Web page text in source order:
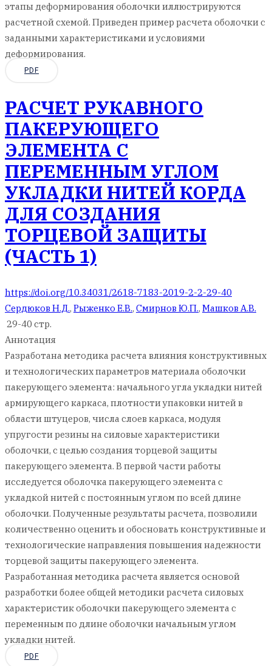
этапы деформирования оболочки иллюстрируются
расчетной схемой. Приведен пример расчета оболочки с
заданными характеристиками и условиями
деформирования.
PDF
РАСЧЕТ РУКАВНОГО
ПАКЕРУЮЩЕГО
ЭЛЕМЕНТА С
ПЕРЕМЕННЫМ УГЛОМ
УКЛАДКИ НИТЕЙ КОРДА
ДЛЯ СОЗДАНИЯ
ТОРЦЕВОЙ ЗАЩИТЫ
(ЧАСТЬ 1)
https://doi.org/10.34031/2618-7183-2019-2-2-29-40
Сердюков Н.Д., Рыженко Е.В., Смирнов Ю.П., Машков А.В.
29-40 стр.
Аннотация
Разработана методика расчета влияния конструктивных
и технологических параметров материала оболочки
пакерующего элемента: начального угла укладки нитей
армирующего каркаса, плотности упаковки нитей в
области штуцеров, числа слоев каркаса, модуля
упругости резины на силовые характеристики
оболочки, с целью создания торцевой защиты
пакерующего элемента. В первой части работы
исследуется оболочка пакерующего элемента с
укладкой нитей с постоянным углом по всей длине
оболочки. Полученные результаты расчета, позволили
количественно оценить и обосновать конструктивные и
технологические направления повышения надежности
торцевой защиты пакерующего элемента.
Разработанная методика расчета является основой
разработки более общей методики расчета силовых
характеристик оболочки пакерующего элемента с
переменным по длине оболочки начальным углом
укладки нитей.
PDF